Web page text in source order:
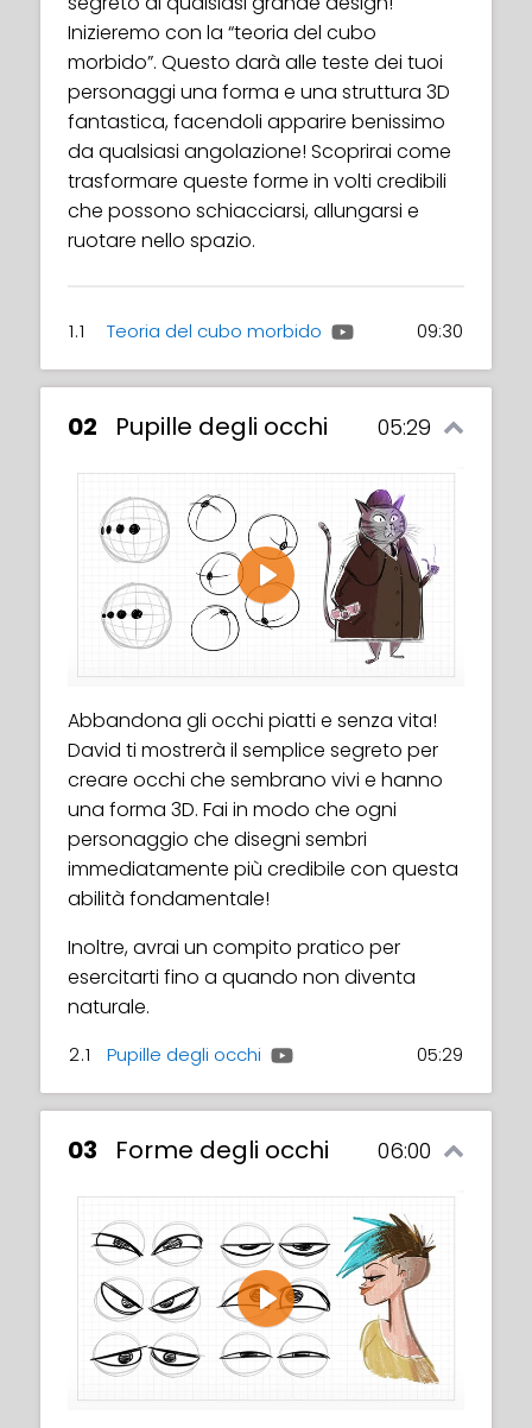
Inizieremo con la “teoria del cubo
morbido”. Questo darà alle teste dei tuoi
personaggi una forma e una struttura 3D
fantastica, facendoli apparire benissimo
da qualsiasi angolazione! Scoprirai come
trasformare queste forme in volti credibili
che possono schiacciarsi, allungarsi e
ruotare nello spazio.
1.1 Teoria del cubo morbido 09:30
02 Pupille degli occhi 05:29
Play
Abbandona gli occhi piatti e senza vita!
David ti mostrerà il semplice segreto per
creare occhi che sembrano vivi e hanno
una forma 3D. Fai in modo che ogni
personaggio che disegni sembri
immediatamente più credibile con questa
abilità fondamentale!
Inoltre, avrai un compito pratico per
esercitarti fino a quando non diventa
naturale.
2.1 Pupille degli occhi 05:29
03 Forme degli occhi 06:00
Play